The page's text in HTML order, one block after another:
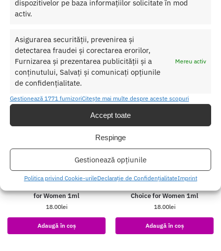
dispozitivelor pe baza informațiilor solicitate în mod
activ.
Asigurarea securității, prevenirea și
detectarea fraudei și corectarea erorilor,
Furnizarea și prezentarea publicității și a
conținutului, Salvați și comunicați opțiunile
de confidențialitate.
Mereu activ
Gestionează 1771 furnizoriCitește mai multe despre aceste scopuri
Accept toate
Respinge
Gestionează opțiunile
Politica privind Cookie-urileDeclarație de ConfidențialitateImprint
Angel for Women 1ml
Women 50ml
for Women 1ml
18.00lei
Adaugă în coș
Choice for Women 1ml
18.00lei
Adaugă în coș